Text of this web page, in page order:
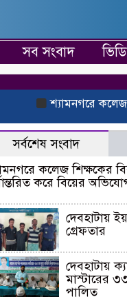
সব সংবাদ
শ্যামনগরে কলেজ
সর্বশেষ সংবাদ
কলেজ শিক্ষকের
করে বিয়ের
দেবহাটায়
গ্রেফতার
দেবহাটায়
মাস্টারের
পালিত